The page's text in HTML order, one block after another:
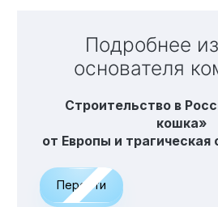
Подробнее из блога
основателя
Строительство в
кошка»
от Европы и
Перейти